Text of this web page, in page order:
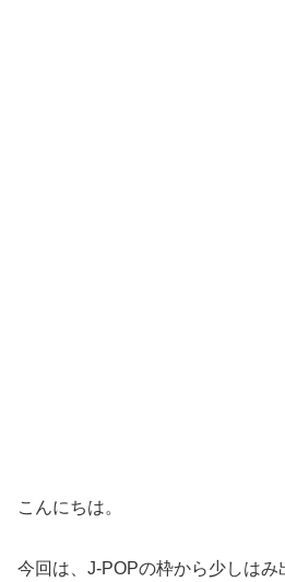
こんにちは。
今回は、J-POPの枠から少しは